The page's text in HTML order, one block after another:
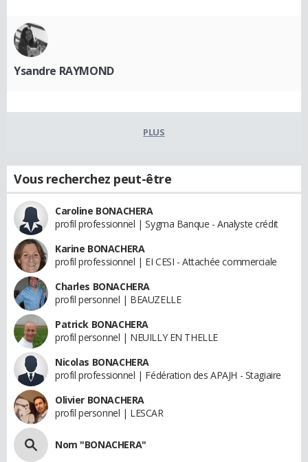
Ysandre RAYMOND
PLUS
Vous recherchez peut-être
Caroline BONACHERA
profil professionnel | Sygma Banque - Analyste crédit
Karine BONACHERA
profil professionnel | EI CESI - Attachée commerciale
Charles BONACHERA
profil personnel | BEAUZELLE
Patrick BONACHERA
profil personnel | NEUILLY EN THELLE
Nicolas BONACHERA
profil professionnel | Fédération des APAJH - Stagiaire
Olivier BONACHERA
profil personnel | LESCAR
Nom "BONACHERA"